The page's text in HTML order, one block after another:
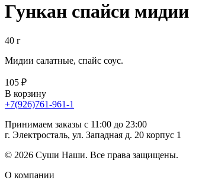
Гункан спайси мидии
40 г
Мидии салатные, спайс соус.
105 ₽
В корзину
+7(926)761-961-1
Принимаем заказы с 11:00 до 23:00
г. Электросталь, ул. Западная д. 20 корпус 1
© 2026 Суши Наши. Все права защищены.
О компании